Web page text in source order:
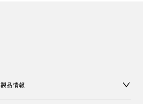
製品情報